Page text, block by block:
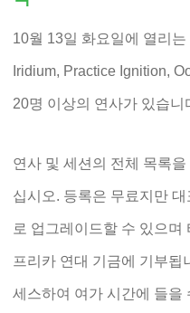
10월 13일 화요일에 열리
Iridium, Practice Ignition,
20명 이상의 연사가 있습니
연사 및 세션의 전체 목록
십시오. 등록은 무료지만
로 업그레이드할 수 있으
프리카 연대 기금에 기부됩
세스하여 여가 시간에 들을